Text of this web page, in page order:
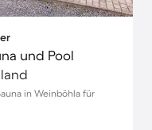
und Pool
in Weinböhla für